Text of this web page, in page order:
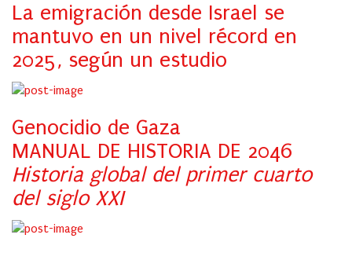
La emigración desde Israel se
mantuvo en un nivel récord en
2025, según un estudio
Genocidio de Gaza
MANUAL DE HISTORIA DE 2046
Historia global del primer cuarto
del siglo XXI